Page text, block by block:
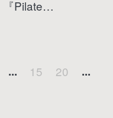
『Pilates
からこそ
... 15 20 ...